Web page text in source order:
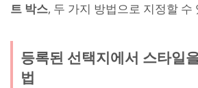
트 박스, 두 가지 방법으로 지정할 수
등록된 선택지에서 스타일
법